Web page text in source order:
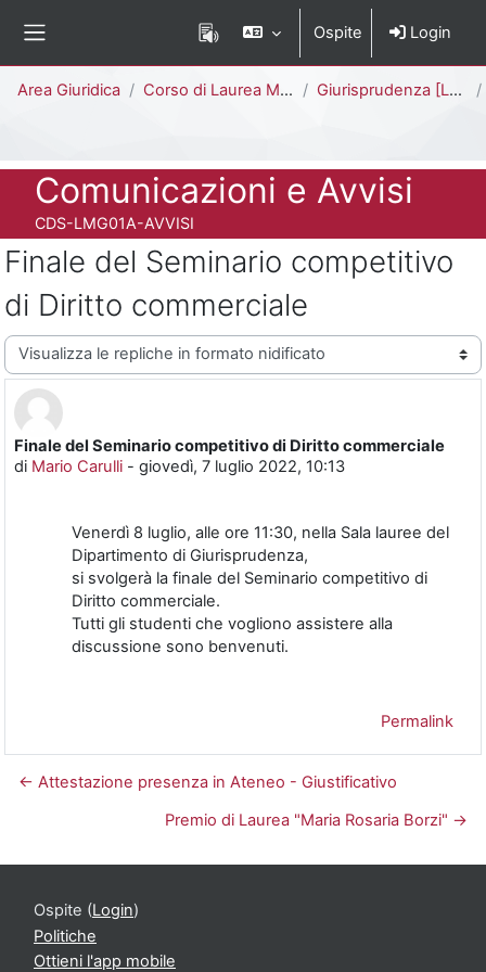
Ospite Login
Area Giuridica Corso di Laurea Magistrale a Ciclo Unico (5 anni) Giurisprudenza [LMG01A - 581]
Titolo del corso
Comunicazioni e Avvisi
Codice identificativo del corso
CDS-LMG01A-AVVISI
Finale del Seminario competitivo
di Diritto commerciale
Modalità visualizzazione
Finale del Seminario competitivo di Diritto commerciale
di Mario Carulli - giovedì, 7 luglio 2022, 10:13
Numero di risposte: 0
Venerdì 8 luglio, alle ore 11:30, nella Sala lauree del
Dipartimento di Giurisprudenza,
si svolgerà la finale del Seminario competitivo di
Diritto commerciale.
Tutti gli studenti che vogliono assistere alla
discussione sono benvenuti.
Permalink
← Attestazione presenza in Ateneo - Giustificativo
Premio di Laurea "Maria Rosaria Borzi" →
Ospite (Login)
Politiche
Ottieni l'app mobile